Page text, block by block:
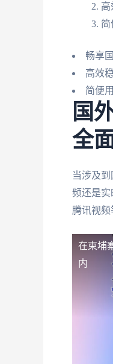
高
简
畅享
高效
简便
国
全
当涉及
频还是实
腾讯视频
在柬埔
内